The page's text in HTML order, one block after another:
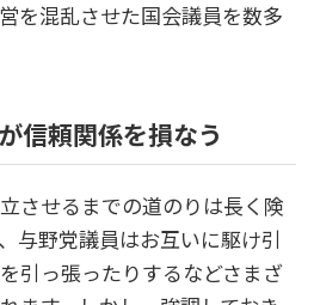
を混乱させた国会議員を数多
信頼関係を損なう
させるまでの道のりは長く険
与野党議員はお互いに駆け引
引っ張ったりするなどさまざ